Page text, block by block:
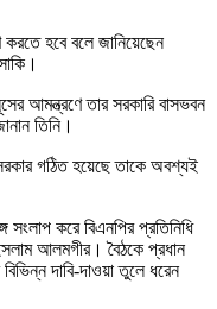
হবে বলে জানিয়েছেন
আমন্ত্রণে তার সরকারি বাসভবন
তিনি।
গঠিত হয়েছে তাকে অবশ্যই
করে বিএনপির প্রতিনিধি
আলমগীর। বৈঠকে প্রধান
বিভিন্ন দাবি-দাওয়া তুলে ধরেন